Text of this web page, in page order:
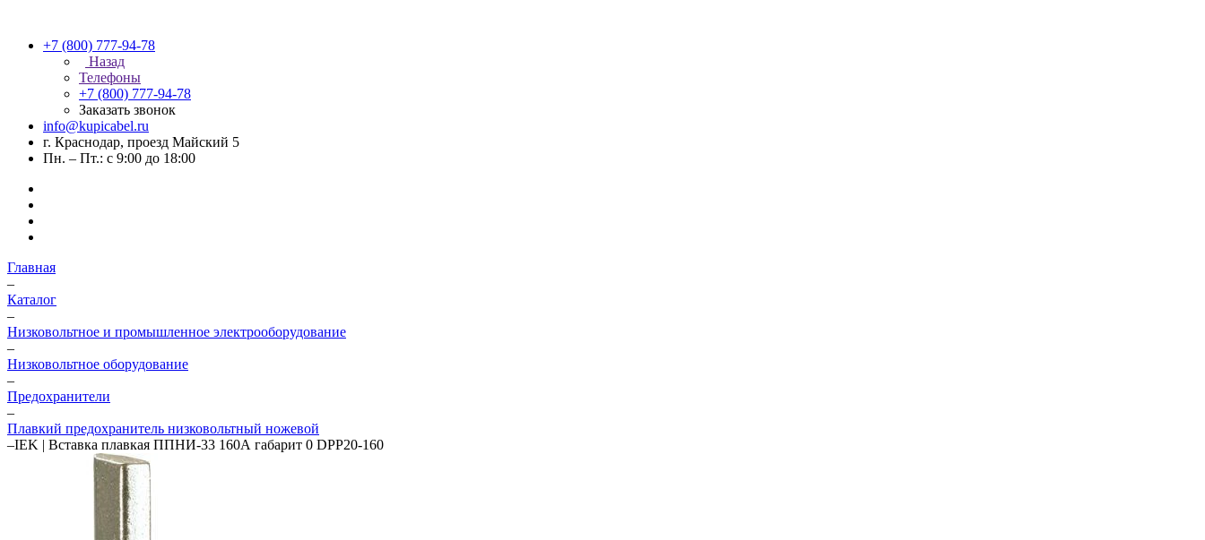
+7 (800) 777-94-78
Назад
Телефоны
+7 (800) 777-94-78
Заказать звонок
info@kupicabel.ru
г. Краснодар, проезд Майский 5
Пн. – Пт.: с 9:00 до 18:00
Главная
–
Каталог
–
Низковольтное и промышленное электрооборудование
–
Низковольтное оборудование
–
Предохранители
–
Плавкий предохранитель низковольтный ножевой
–IEK | Вставка плавкая ППНИ-33 160А габарит 0 DPP20-160